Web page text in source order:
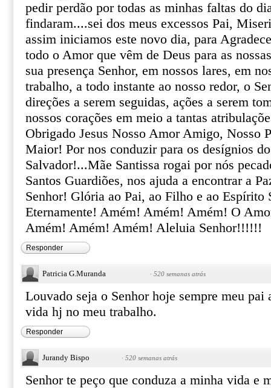
pedir perdão por todas as minhas faltas do
findaram....sei dos meus excessos Pai,
assim iniciamos este novo dia, para
todo o Amor que vêm de Deus para as
sua presença Senhor, em nossos lares, em
trabalho, a todo instante ao nosso redor, o
direções a serem seguidas, ações a serem
nossos corações em meio a tantas
Obrigado Jesus Nosso Amor Amigo, Nosso
Maior! Por nos conduzir para os desígnios
Salvador!...Mãe Santissa rogai por nós
Santos Guardiões, nos ajuda a encontrar a
Senhor! Glória ao Pai, ao Filho e ao Espírito
Eternamente! Amém! Amém! Amém! O
Amém! Amém! Amém! Aleluia Senhor!!!!!!
Responder
Patricia G.Muranda · 520 semanas atrás
Louvado seja o Senhor hoje sempre meu pai
vida hj no meu trabalho.
Responder
Jurandy Bispo · 520 semanas atrás
Senhor te peço que conduza a minha vida e